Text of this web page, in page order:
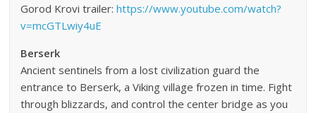
Gorod Krovi trailer:https://www.youtube.com/watch?
v=mcGTLwiy4uE
Berserk
Ancient sentinels from a lost civilization guard the
entrance to Berserk, a Viking village frozen in time. Fight
through blizzards, and control the center bridge as you